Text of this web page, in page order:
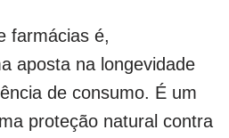
farmácias é,
aposta na longevidade
de consumo. É um
proteção natural contra